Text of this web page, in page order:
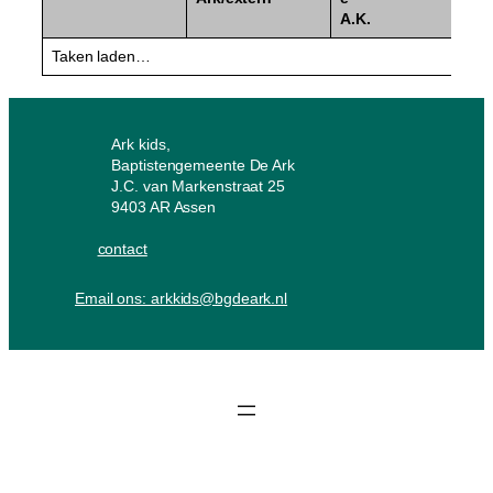
A.K.
Taken laden…
Ark kids,
Baptistengemeente De Ark
J.C. van Markenstraat 25
9403 AR Assen
contact
Email ons: arkkids@bgdeark.nl